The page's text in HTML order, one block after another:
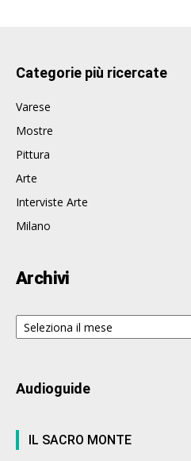
Categorie più ricercate
Varese
Mostre
Pittura
Arte
Interviste Arte
Milano
Archivi
Archivi
Audioguide
IL SACRO MONTE